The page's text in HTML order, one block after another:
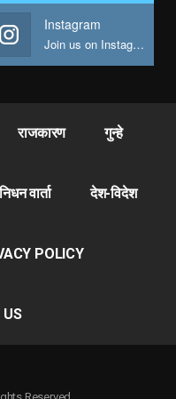
Instagram
Join us on Instagram
राजकारण गुन्हे
निधन वार्ता देश-विदेश
POLICY
US